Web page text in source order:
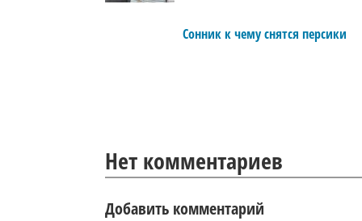
Сонник к чему снятся персики
Нет комментариев
Добавить комментарий